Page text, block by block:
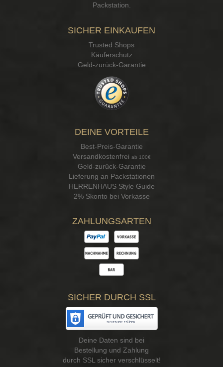
Packstation
SICHER EINKAUFEN
Trusted Shops
Käuferschutz
Geld-zurück-Garantie
DEINE VORTEILE
Best-Preis-Garantie
Versandkostenfrei ab 100€
Geld-zurück-Garantie
Lieferung an Packstationen
HERRENHAUS Style Guide
2% Skonto bei Vorkasse
ZAHLUNGSARTEN
SICHER DURCH SSL
Deine Daten sind bei
Bestellung und Zahlung
durch SSL sicher verschlüsselt!